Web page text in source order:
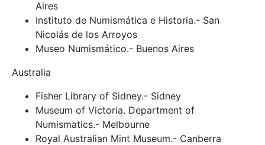
Aires
Instituto de Numismática e Historia.- San
Nicolás de los Arroyos
Museo Numismático.- Buenos Aires
Australia
Fisher Library of Sidney.- Sidney
Museum of Victoria. Department of
Numismatics.- Melbourne
Royal Australian Mint Museum.- Canberra